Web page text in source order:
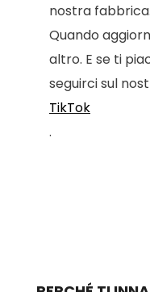
nostra
Quando
altro. E se ti
seguirci sul
TikTok
.